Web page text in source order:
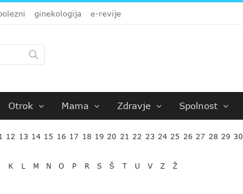
ginekologija e-revije
Otrok Mama Zdravje Spolnost
12 13 14 15 16 17 18 19 20 21 22 23 24 25 26 27 28 29 30
K L M N O P R S Š T U V Z Ž